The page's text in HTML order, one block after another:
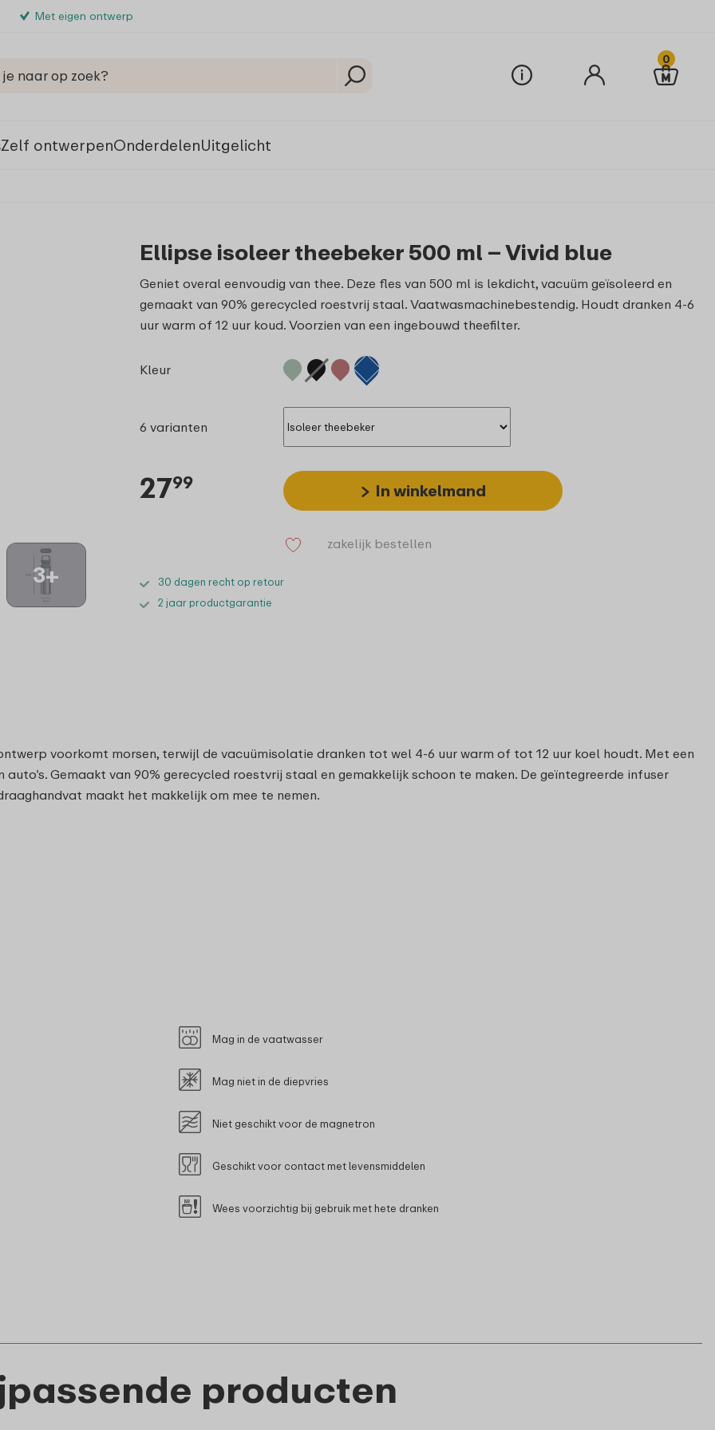
Met eigen ontwerp
0
Zelf ontwerpenOnderdelenUitgelicht
3+
Ellipse isoleer theebeker 500 ml – Vivid blue
Geniet overal eenvoudig van thee. Deze fles van 500 ml is lekdicht, vacuüm geïsoleerd en
gemaakt van 90% gerecycled roestvrij staal. Vaatwasmachinebestendig. Houdt dranken 4-6
uur warm of 12 uur koud. Voorzien van een ingebouwd theefilter.
Kleur
6 varianten
2799 In winkelmand
zakelijk bestellen
30 dagen recht op retour
2 jaar productgarantie
voorkomt morsen, terwijl de vacuümisolatie dranken tot wel 4-6 uur warm of tot 12 uur koel houdt. Met een
Gemaakt van 90% gerecycled roestvrij staal en gemakkelijk schoon te maken. De geïntegreerde infuser
maakt het makkelijk om mee te nemen.
Mag in de vaatwasser
Mag niet in de diepvries
Niet geschikt voor de magnetron
Geschikt voor contact met levensmiddelen
Wees voorzichtig bij gebruik met hete dranken
producten